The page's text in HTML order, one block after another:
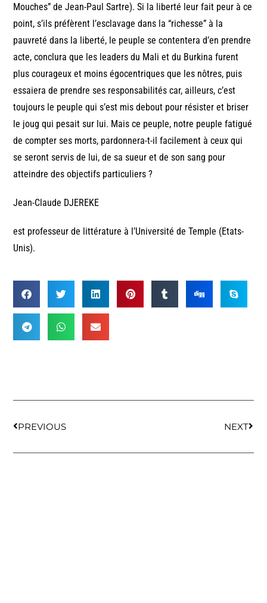
Mouches” de Jean-Paul Sartre). Si la liberté leur fait peur à ce
point, s’ils préfèrent l’esclavage dans la “richesse” à la
pauvreté dans la liberté, le peuple se contentera d’en prendre
acte, conclura que les leaders du Mali et du Burkina furent
plus courageux et moins égocentriques que les nôtres, puis
essaiera de prendre ses responsabilités car, ailleurs, c’est
toujours le peuple qui s’est mis debout pour résister et briser
le joug qui pesait sur lui. Mais ce peuple, notre peuple fatigué
de compter ses morts, pardonnera-t-il facilement à ceux qui
se seront servis de lui, de sa sueur et de son sang pour
atteindre des objectifs particuliers ?
Jean-Claude DJEREKE
est professeur de littérature à l’Université de Temple (Etats-
Unis).
PREVIOUS NEXT